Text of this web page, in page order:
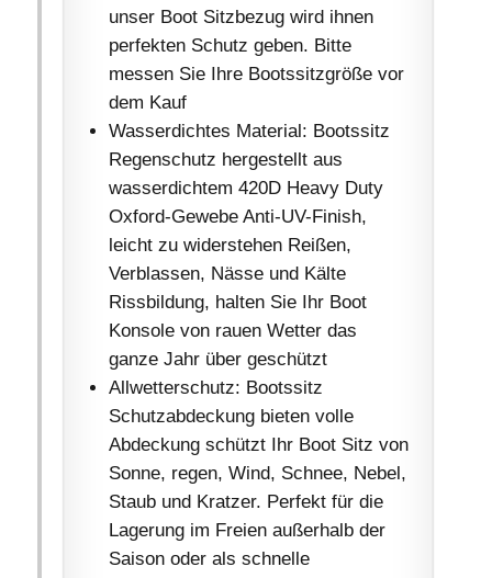
unser Boot Sitzbezug wird ihnen
perfekten Schutz geben. Bitte
messen Sie Ihre Bootssitzgröße vor
dem Kauf
Wasserdichtes Material: Bootssitz
Regenschutz hergestellt aus
wasserdichtem 420D Heavy Duty
Oxford-Gewebe Anti-UV-Finish,
leicht zu widerstehen Reißen,
Verblassen, Nässe und Kälte
Rissbildung, halten Sie Ihr Boot
Konsole von rauen Wetter das
ganze Jahr über geschützt
Allwetterschutz: Bootssitz
Schutzabdeckung bieten volle
Abdeckung schützt Ihr Boot Sitz von
Sonne, regen, Wind, Schnee, Nebel,
Staub und Kratzer. Perfekt für die
Lagerung im Freien außerhalb der
Saison oder als schnelle